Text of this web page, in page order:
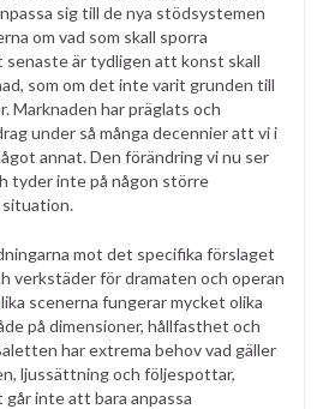
sig till de nya stödsystemen
om vad som skall sporra
är tydligen att konst skall
som om det inte varit grunden till
Marknaden har präglats och
under så många decennier att vi i
annat. Den förändring vi nu ser
tyder inte på någon större
mot det specifika förslaget
verkstäder för dramaten och operan
scenerna fungerar mycket olika
på dimensioner, hållfasthet och
har extrema behov vad gäller
ljussättning och följespottar,
inte att bara anpassa